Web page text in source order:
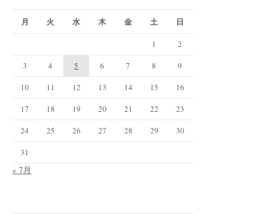
月 火 水 木 金 土 日
1
2
3
4 5 6 7 8
9
10
11 12 13 14 15
16
17
18 19 20 21 22
23
24
25 26 27 28 29
30
31
« 7月